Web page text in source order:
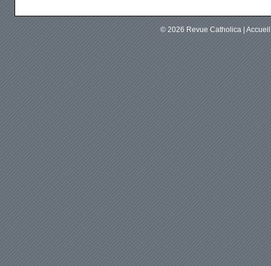
© 2026 Revue Catholica